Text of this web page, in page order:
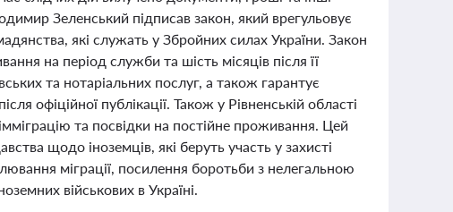
Зеленський підписав закон, який врегульовує
які служать у Збройних силах України. Закон
на період служби та шість місяців після її
та нотаріальних послуг, а також гарантує
офіційної публікації. Також у Рівненській області
та посвідки на постійне проживання. Цей
щодо іноземців, які беруть участь у захисті
міграції, посилення боротьби з нелегальною
військових в Україні.